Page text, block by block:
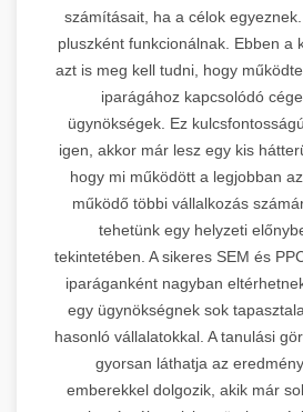
számításait, ha a célok
pluszként funkcionálnak. Ebben a
azt is meg kell tudni, hogy
iparágához kapcsolódó
ügynökségek. Ez
igen, akkor már lesz egy kis
hogy mi működött a legjobban
működő többi vállalkozás
tehetünk egy helyzeti
tekintetében. A sikeres SEM és
iparáganként nagyban
egy ügynökségnek sok
hasonló vállalatokkal. A tanulási
gyorsan láthatja az
emberekkel dolgozik, akik már